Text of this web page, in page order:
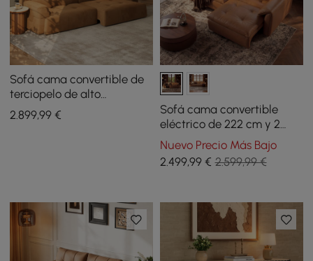
Sofá cama convertible de
terciopelo de alto
rendimiento de 307 cm y 2
plazas
2.899,99 €
Sofá cama convertible
eléctrico de 222 cm y 2
plazas de cuero auténtico
con reposacabezas
ajustables
Nuevo Precio Más Bajo
2.499,99€ 2.599,99 €